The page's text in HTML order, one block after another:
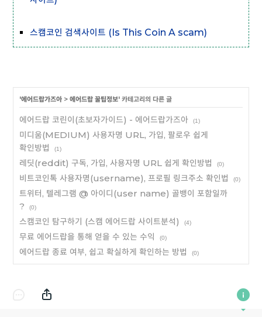
스캠코인 검색사이트 (Is This Coin A scam)
'에어드랍가즈아 > 에어드랍 꿀팁정보' 카테고리의 다른 글
에어드랍 코린이(초보자가이드) - 에어드랍가즈아 (1)
미디움(MEDIUM) 사용자명 URL, 가입, 팔로우 쉽게
확인방법
(1)
레딧(reddit) 구독, 가입, 사용자명 URL 쉽게 확인방법 (0)
비트코인톡 사용자명(username), 프로필 링크주소 확인법 (0)
트위터, 텔레그램 @ 아이디(user name) 골뱅이 포함일까
?
(0)
스캠코인 탐구하기 (스캠 에어드랍 사이트분석) (4)
무료 에어드랍을 통해 얻을 수 있는 수익 (0)
에어드랍 종료 여부, 쉽고 확실하게 확인하는 방법 (0)